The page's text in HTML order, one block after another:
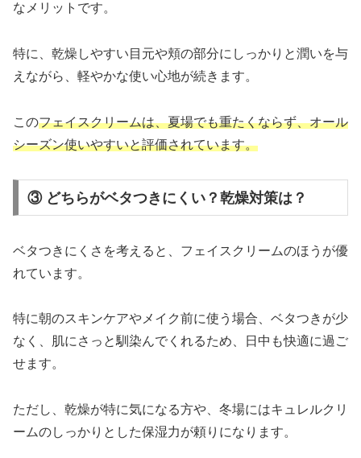
なメリットです。
特に、乾燥しやすい目元や頬の部分にしっかりと潤いを与
えながら、軽やかな使い心地が続きます。
このフェイスクリームは、夏場でも重たくならず、オール
シーズン使いやすいと評価されています。
③ どちらがベタつきにくい？乾燥対策は？
ベタつきにくさを考えると、フェイスクリームのほうが優
れています。
特に朝のスキンケアやメイク前に使う場合、ベタつきが少
なく、肌にさっと馴染んでくれるため、日中も快適に過ご
せます。
ただし、乾燥が特に気になる方や、冬場にはキュレルクリ
ームのしっかりとした保湿力が頼りになります。